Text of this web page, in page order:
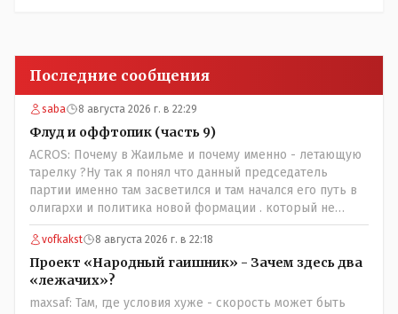
Последние сообщения
saba 8 августа 2026 г. в 22:29
Флуд и оффтопик (часть 9)
ACROS: Почему в Жаильме и почему именно - летающую
тарелку ?Ну так я понял что данный председатель
партии именно там засветился и там начался его путь в
олигархи и политика новой формации . который не
стесняется указать президенту на необходимость
скорого ухода! А летающая тарелка, потому что ещё не
было в истории независимого Казахстана депутата
который что то указывал бы действующему президенту,
не иначе инопланетянин, ну а на чём инопланетяне
vofkakst 8 августа 2026 г. в 22:18
Проект «Народный гаишник» - Зачем здесь два
«лежачих»?
maxsaf: Там, где условия хуже - скорость может быть